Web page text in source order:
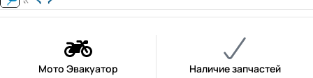
Мото Эвакуатор Наличие запчастей